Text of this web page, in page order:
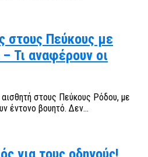
στους Πεύκους με
Τι αναφέρουν οι
αισθητή στους Πεύκους Ρόδου, με
έντονο βουητό. Δεν...